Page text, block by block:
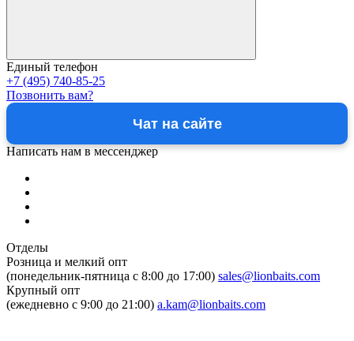
Единый телефон
+7 (495) 740-85-25
Позвонить вам?
Чат на сайте
Написать нам в мессенджер
Отделы
Розница и мелкий опт
(понедельник-пятница c 8:00 до 17:00) sales@lionbaits.com
Крупный опт
(ежедневно с 9:00 до 21:00) a.kam@lionbaits.com